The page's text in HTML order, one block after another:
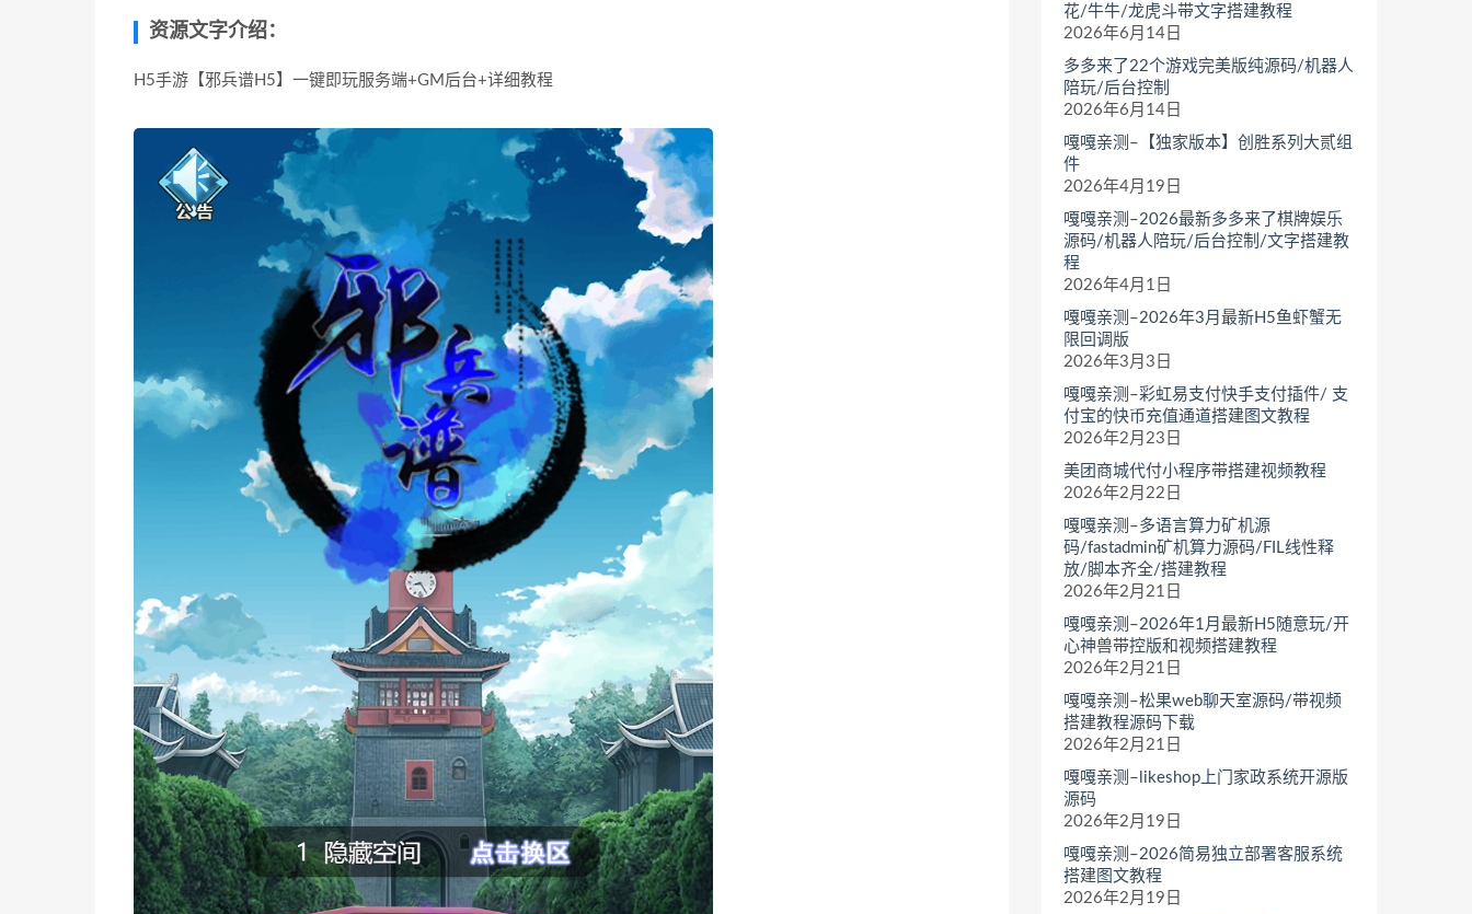
资源文字介绍：
H5手游【邪兵谱H5】一键即玩服务端+GM后台+详细教程
花/牛牛/龙虎斗带文字搭建教程
2026年6月14日
多多来了22个游戏完美版纯源码/机器人
陪玩/后台控制
2026年6月14日
嘎嘎亲测–【独家版本】创胜系列大贰组
件
2026年4月19日
嘎嘎亲测–2026最新多多来了棋牌娱乐
源码/机器人陪玩/后台控制/文字搭建教
程
2026年4月1日
嘎嘎亲测–2026年3月最新H5鱼虾蟹无
限回调版
2026年3月3日
嘎嘎亲测–彩虹易支付快手支付插件/ 支
付宝的快币充值通道搭建图文教程
2026年2月23日
美团商城代付小程序带搭建视频教程
2026年2月22日
嘎嘎亲测–多语言算力矿机源
码/fastadmin矿机算力源码/FIL线性释
放/脚本齐全/搭建教程
2026年2月21日
嘎嘎亲测–2026年1月最新H5随意玩/开
心神兽带控版和视频搭建教程
2026年2月21日
嘎嘎亲测–松果web聊天室源码/带视频
搭建教程源码下载
2026年2月21日
嘎嘎亲测–likeshop上门家政系统开源版
源码
2026年2月19日
嘎嘎亲测–2026简易独立部署客服系统
搭建图文教程
2026年2月19日